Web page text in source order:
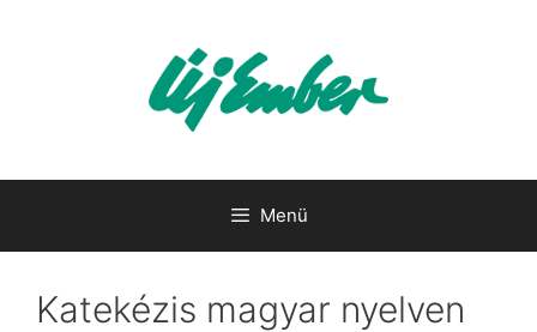
Menü
Katekézis magyar nyelven